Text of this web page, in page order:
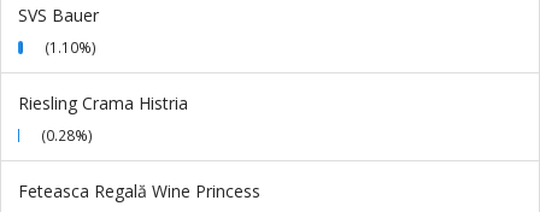
SVS Bauer
(1.10%)
Riesling Crama Histria
(0.28%)
Feteasca Regală Wine Princess